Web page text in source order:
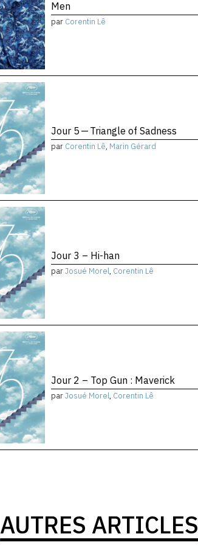
Men
par Corentin Lê
Jour 5 — Triangle of Sadness
par Corentin Lê, Marin Gérard
Jour 3 – Hi-han
parJosué Morel, Corentin Lê
Jour 2 – Top Gun : Maverick
parJosué Morel, Corentin Lê
AUTRES ARTICLES